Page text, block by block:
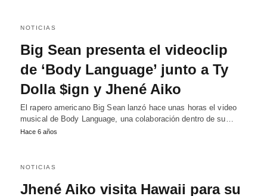
NOTICIAS
Big Sean presenta el videoclip
de ‘Body Language’ junto a Ty
Dolla $ign y Jhené Aiko
El rapero americano Big Sean lanzó hace unas horas el video
musical de Body Language, una colaboración dentro de su…
Hace 6 años
NOTICIAS
Jhené Aiko visita Hawaii para su